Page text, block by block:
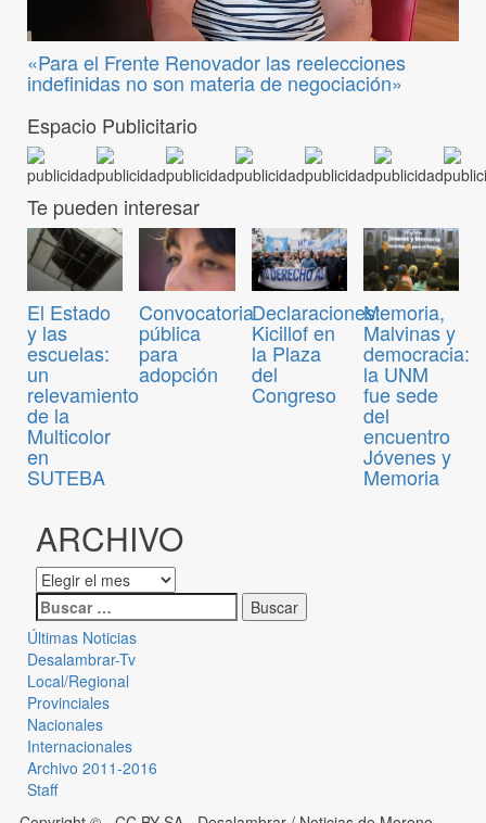
«Para el Frente Renovador las reelecciones
indefinidas no son materia de negociación»
Espacio Publicitario
Te pueden interesar
El Estado
y las
escuelas:
un
relevamiento
de la
Multicolor
en
SUTEBA
Convocatoria
pública
para
adopción
Declaraciones:
Kicillof en
la Plaza
del
Congreso
Memoria,
Malvinas y
democracia:
la UNM
fue sede
del
encuentro
Jóvenes y
Memoria
ARCHIVO
Últimas Noticias
Desalambrar-Tv
Local/Regional
Provinciales
Nacionales
Internacionales
Archivo 2011-2016
Staff